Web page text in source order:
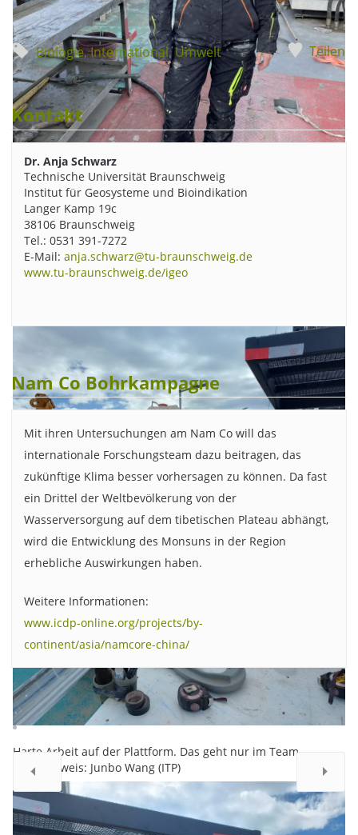
Dr. Anja Schwarz auf der Bohrplattform. Bildnachweis:
Claudia Wrozyna (Universität Greifswald)
Harte Arbeit auf der Plattform. Das geht nur im Team.
Bildnachweis: Junbo Wang (ITP)
Biologie,International,Umwelt Teilen
Kontakt
Dr. Anja Schwarz
Technische Universität Braunschweig
Institut für Geosysteme und Bioindikation
Langer Kamp 19c
38106 Braunschweig
Tel.: 0531 391-7272
E-Mail: anja.schwarz@tu-braunschweig.de
www.tu-braunschweig.de/igeo
Nam Co Bohrkampagne
Mit ihren Untersuchungen am Nam Co will das
internationale Forschungsteam dazu beitragen, das
zukünftige Klima besser vorhersagen zu können. Da fast
ein Drittel der Weltbevölkerung von der
Wasserversorgung auf dem tibetischen Plateau abhängt,
wird die Entwicklung des Monsuns in der Region
erhebliche Auswirkungen haben.
Weitere Informationen:
www.icdp-online.org/projects/by-
continent/asia/namcore-china/